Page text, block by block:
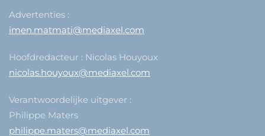
Advertenties :
imen.matmati@mediaxel.com
Hoofdredacteur : Nicolas Houyoux
nicolas.houyoux@mediaxel.com
Verantwoordelijke uitgever :
Philippe Maters
philippe.maters@mediaxel.com